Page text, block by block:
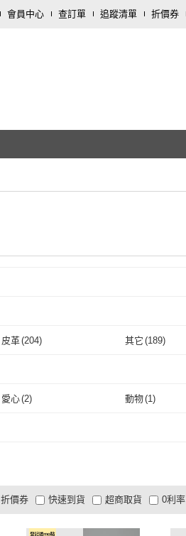
會員中心 查訂單 追蹤清單 折價券
皮革 (204) 其它 (189)
愛心(2) 動物(1)
折價券
有影片
商品有量 電視購物
快速到貨 超商取貨 0利率
貨到付款 超商付款
5